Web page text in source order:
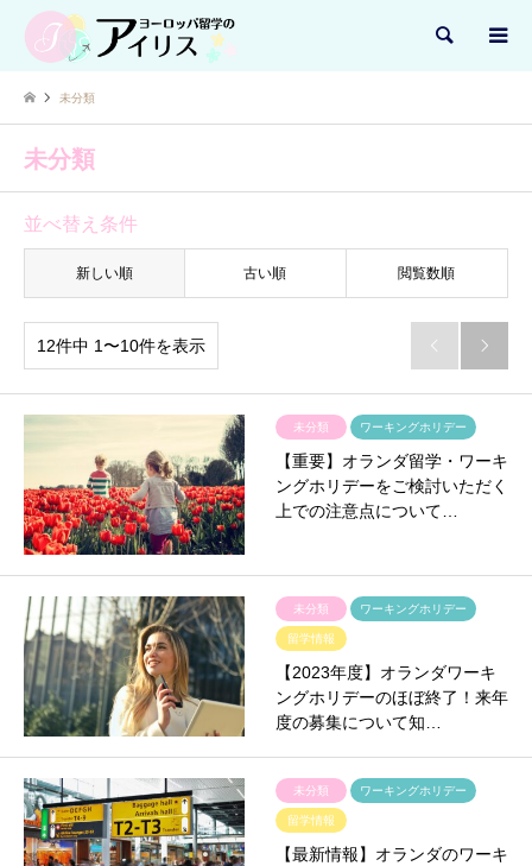
検索
未分類
未分類
並べ替え条件
新しい順 古い順 閲覧数順
12件中 1〜10件を表示  
未分類 ワーキングホリデー
【重要】オランダ留学・ワーキ
ングホリデーをご検討いただく
上での注意点について…
未分類 ワーキングホリデー
留学情報
【2023年度】オランダワーキ
ングホリデーのほぼ終了！来年
度の募集について知…
未分類 ワーキングホリデー
留学情報
【最新情報】オランダのワーキ